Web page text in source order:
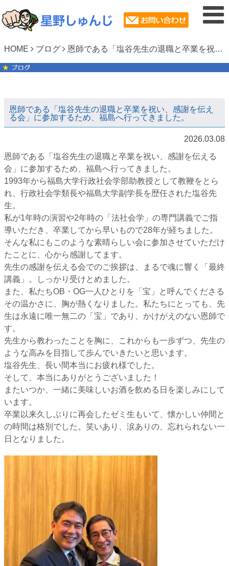
HOME ブログ 恩師である「塩谷先生の退職と卒業を祝い、感謝を伝える会」に参加するため、福島へ行ってきました。
恩師である「塩谷先生の退職と卒業を祝い、感謝を伝え
る会」に参加するため、福島へ行ってきました。
2026.03.08
恩師である「塩谷先生の退職と卒業を祝い、感謝を伝える
会」に参加するため、福島へ行ってきました。
1993年から福島大学行政社会学部助教授として教鞭をとら
れ、行政社会学類長や福島大学副学長を歴任された塩谷先
生。
私が1年時の演習や2年時の「法社会学」の専門講義でご指
導いただき、卒業してから早いもので28年が経ちました。
そんな私にもこのような素晴らしい会に参加させていただけ
たことに、心から感謝してます。
​先生の感謝を伝える会でのご挨拶は、まるで魂に響く「最終
講義」。しっかり受けとめました。
また、私たちOB・OG一人ひとりを「宝」と呼んでくださる
その温かさに、胸が熱くなりました。私たちにとっても、先
生は永遠に唯一無二の「宝」であり、かけがえのない恩師で
す。
​先生から教わったことを胸に、これからも一歩ずつ、先生の
ような高みを目指して歩んでいきたいと思います。
​塩谷先生、長い間本当にお疲れ様でした。
そして、本当にありがとうございました！
またいつか、一緒に美味しいお酒を飲める日を楽しみにして
います。
​卒業以来久しぶりに再会したゼミ生もいて、懐かしい仲間と
の時間は格別でした。笑いあり、涙ありの、忘れられない一
日となりました。